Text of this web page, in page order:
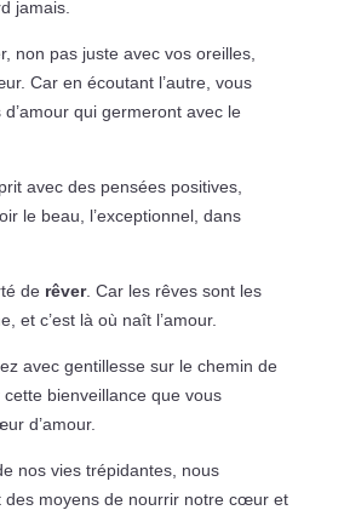
jamais.
non pas juste avec vos oreilles,
Car en écoutant l’autre, vous
qui germeront avec le
avec des pensées positives,
le beau, l’exceptionnel, dans
de rêver. Car les rêves sont les
et c’est là où naît l’amour.
avec gentillesse sur le chemin de
cette bienveillance que vous
d’amour.
nos vies trépidantes, nous
des moyens de nourrir notre cœur et